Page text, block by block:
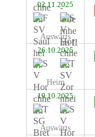
02.11.2025
Auswärts
26.10.2025
Heim
19.10.2025
Auswärts